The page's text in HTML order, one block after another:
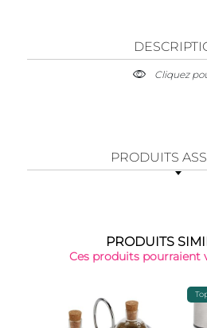
Cliquez
PRODUITS
PRODUITS
Ces produits pourraient